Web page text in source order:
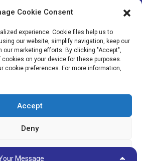
NOUS
: TOUS DROITS RÉSERVÉS.- Plan du
- Recherche principale
NOUVELLES
À PROPOS DE NOUS
Message
Cookie Consent
experience. Cookie files help us to
our website, simplify navigation, keep our
marketing efforts. By clicking "Accept",
on your device for these purposes.
cookie preferences. For more information,
Accept
Deny